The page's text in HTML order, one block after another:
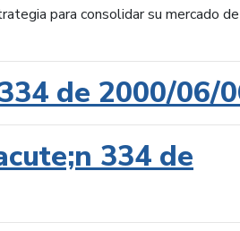
para consolidar su mercado de
de 2000/06/
334 de